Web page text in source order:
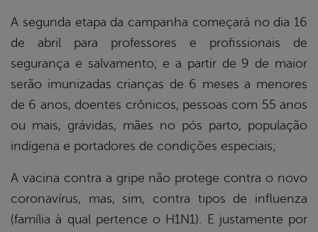
A segunda etapa da campanha começará no dia 16
de abril para professores e profissionais de
segurança e salvamento; e a partir de 9 de maior
serão imunizadas crianças de 6 meses a menores
de 6 anos, doentes crônicos, pessoas com 55 anos
ou mais, grávidas, mães no pós parto, população
indígena e portadores de condições especiais;
A vacina contra a gripe não protege contra o novo
coronavírus, mas, sim, contra tipos de influenza
(família à qual pertence o H1N1). E justamente por